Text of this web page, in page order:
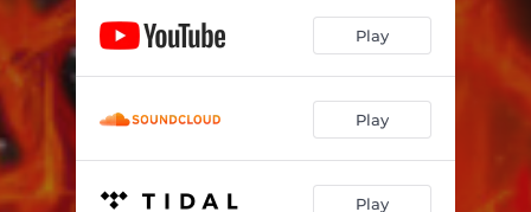
Play
Play
Play